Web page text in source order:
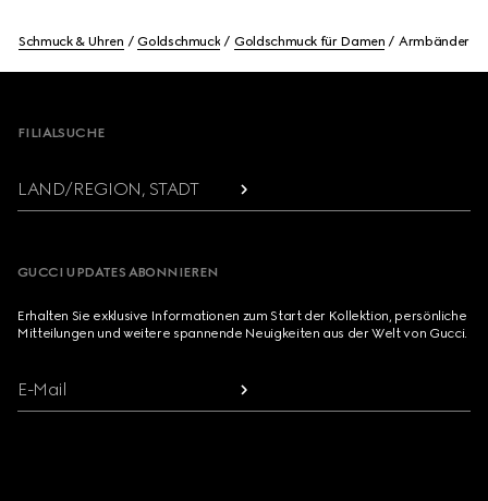
Schmuck & Uhren Goldschmuck Goldschmuck für Damen Armbänder
FILIALSUCHE
LAND/REGION, STADT
GUCCI UPDATES ABONNIEREN
Erhalten Sie exklusive Informationen zum Start der Kollektion, persönliche
Mitteilungen und weitere spannende Neuigkeiten aus der Welt von Gucci.
E-Mail